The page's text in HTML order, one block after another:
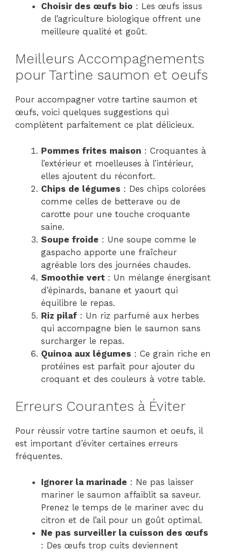
Choisir des œufs bio : Les œufs issus
de l’agriculture biologique offrent une
meilleure qualité et goût.
Meilleurs Accompagnements
pour Tartine saumon et oeufs
Pour accompagner votre tartine saumon et
œufs, voici quelques suggestions qui
complètent parfaitement ce plat délicieux.
Pommes frites maison : Croquantes à
l’extérieur et moelleuses à l’intérieur,
elles ajoutent du réconfort.
Chips de légumes : Des chips colorées
comme celles de betterave ou de
carotte pour une touche croquante
saine.
Soupe froide : Une soupe comme le
gaspacho apporte une fraîcheur
agréable lors des journées chaudes.
Smoothie vert : Un mélange énergisant
d’épinards, banane et yaourt qui
équilibre le repas.
Riz pilaf : Un riz parfumé aux herbes
qui accompagne bien le saumon sans
surcharger le repas.
Quinoa aux légumes : Ce grain riche en
protéines est parfait pour ajouter du
croquant et des couleurs à votre table.
Erreurs Courantes à Éviter
Pour réussir votre tartine saumon et oeufs, il
est important d’éviter certaines erreurs
fréquentes.
Ignorer la marinade : Ne pas laisser
mariner le saumon affaiblit sa saveur.
Prenez le temps de le mariner avec du
citron et de l’ail pour un goût optimal.
Ne pas surveiller la cuisson des œufs
: Des œufs trop cuits deviennent